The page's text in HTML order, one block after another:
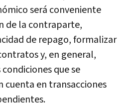
será conveniente
de la contraparte,
de repago, formalizar
y, en general,
que se
cuenta en transacciones